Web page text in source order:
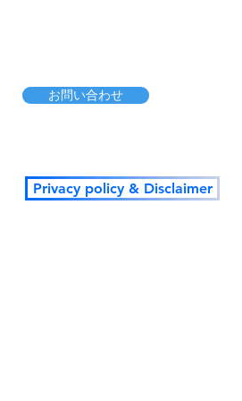
お問い合わせ
Privacy policy & Disclaimer